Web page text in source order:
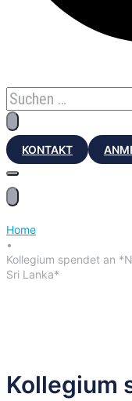
KONTAKT
Home
•
Kollegium spendet an
Sri Lanka*
Kollegium